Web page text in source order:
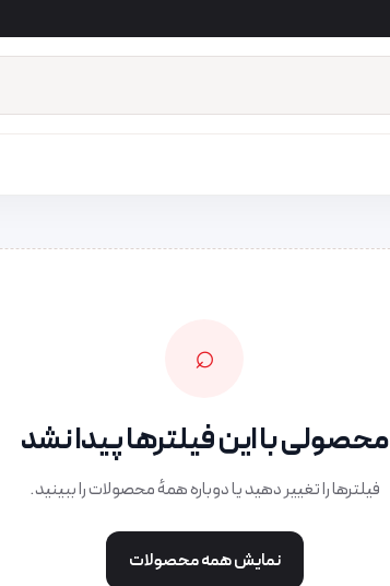
⌕
محصولی با این فیلترها پیدا نشد
فیلترها را تغییر دهید یا دوباره همهٔ محصولات را ببینید.
نمایش همه محصولات